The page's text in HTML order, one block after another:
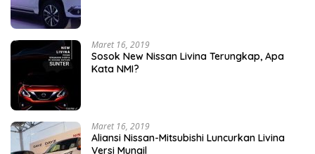
Maret 16, 2019
Sosok New Nissan Livina Terungkap, Apa
Kata NMI?
Maret 16, 2019
Aliansi Nissan-Mitsubishi Luncurkan Livina
Versi Mungil